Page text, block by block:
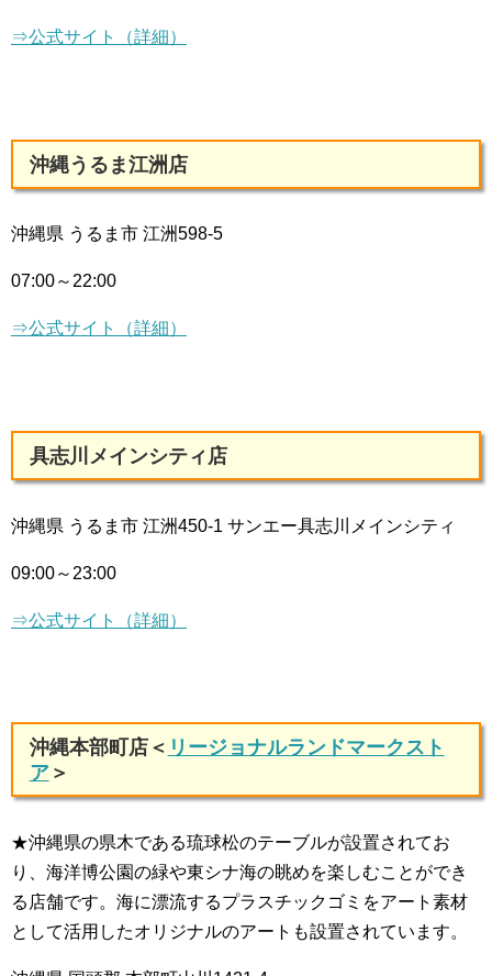
⇒公式サイト（詳細）
沖縄うるま江洲店
沖縄県 うるま市 江洲598-5
07:00～22:00
⇒公式サイト（詳細）
具志川メインシティ店
沖縄県 うるま市 江洲450-1 サンエー具志川メインシティ
09:00～23:00
⇒公式サイト（詳細）
沖縄本部町店＜ リージョナルランドマークスト
ア＞
★沖縄県の県木である琉球松のテーブルが設置されてお
り、海洋博公園の緑や東シナ海の眺めを楽しむことができ
る店舗です。海に漂流するプラスチックゴミをアート素材
として活用したオリジナルのアートも設置されています。